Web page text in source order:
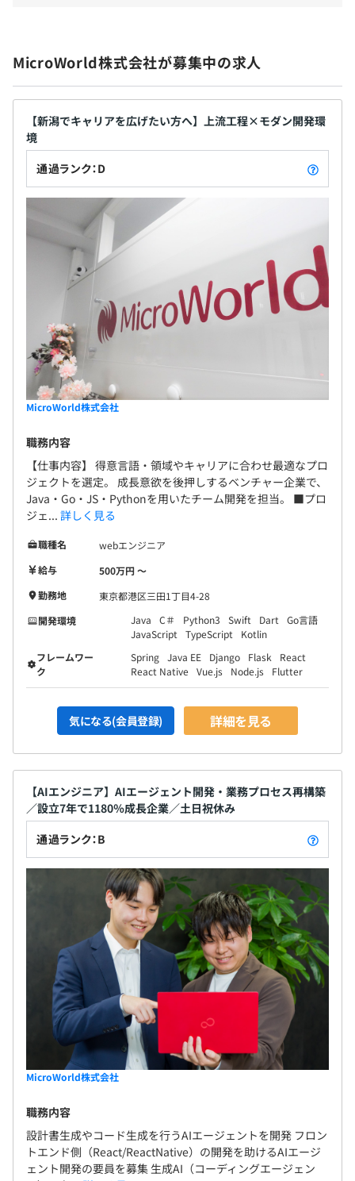
◆エンジニアのスキルアップを応援しています！
上限なしの書籍購入制度・資格取得支援制度を用意してい
ます。
研修受講などのリクエストも受け付けますのでご相談くだ
さい。
社内では技術講習会を開催しており、参加して学びを深め
ることも可能です。
技術講習会の講師を担当した社員にはインセンティブを支
給しています。
ノートPC（メモリ：16G以上）を支給します。
ウォーターフォール、アジャイル、スクラム
Docker、AWS CloudFormation、Amazon ECS
Amazon Redshift
■評価制度
・エンジニア主導で設計された評価制度
・技術力／チーム貢献／上流工程能力を数値化
当社はエンジニアが多く在籍している企業で、社員の大半
がエンジニアです。
日本人、中国人が在籍しており、グローバルな企業です。
Web・オープン系のエンジニアと・ITコンサルタントが多
く在籍しております。
3カ月（待遇の変更はありません）
MicroWorld株式会社が募集中の求人
【新潟でキャリアを広げたい方へ】上流工程×モダン開発環
境
通過ランク：D
MicroWorld株式会社
職務内容
【仕事内容】 得意言語・領域やキャリアに合わせ最適なプロ
ジェクトを選定。 成長意欲を後押しするベンチャー企業で、
Java・Go・JS・Pythonを用いたチーム開発を担当。 ■プロ
ジェ... 詳しく見る
職種名
webエンジニア
給与
500万円 〜
勤務地
東京都港区三田1丁目4-28
開発環境
Java C＃ Python3 Swift Dart
Go言語
JavaScript
TypeScript
Kotlin
フレームワー
ク
Spring Java EE Django Flask
React
React Native Vue.js Node.js Flutter
気になる(会員登録) 詳細を見る
【AIエンジニア】AIエージェント開発・業務プロセス再構築
／設立7年で1180％成長企業／土日祝休み
通過ランク：B
MicroWorld株式会社
職務内容
設計書生成やコード生成を行うAIエージェントを開発 フロン
トエンド側（React/ReactNative）の開発を助けるAIエージ
ェント開発の要員を募集 生成AI（コーディングエージェン